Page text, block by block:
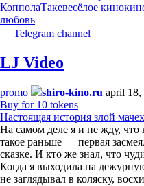
КопполаТакевесёлое кино
любовь
Telegram channel
LJ Video
promo shiro-kino.ru april 18,
Buy for 10 tokens
Настоящая история злой
На самом деле я и не жду, что
такое раньше — первая
сказке. И кто же знал, что
Когда я выходила на
не заглядывал в коляску,